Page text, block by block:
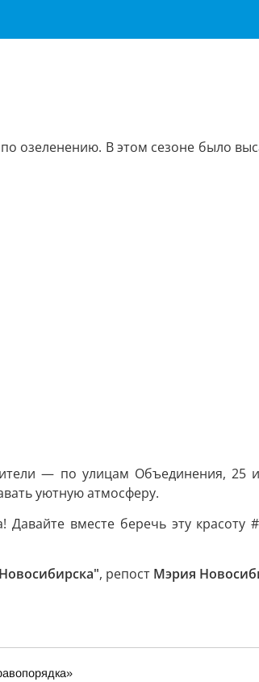
озеленению. В этом сезоне было
— по улицам Объединения, 25
уютную атмосферу.
вместе беречь эту красоту
, репост Мэрия